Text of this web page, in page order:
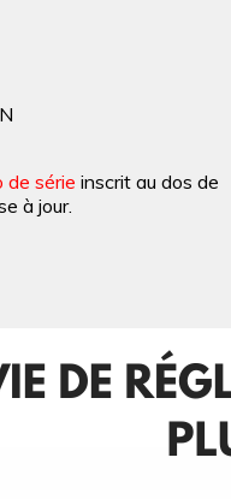
de série inscrit au dos de
à jour.